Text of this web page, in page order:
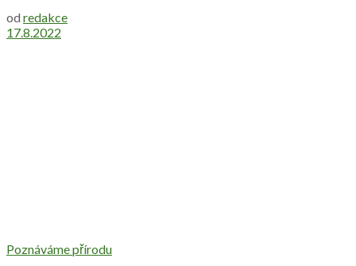
od redakce
17.8.2022
Poznáváme přírodu